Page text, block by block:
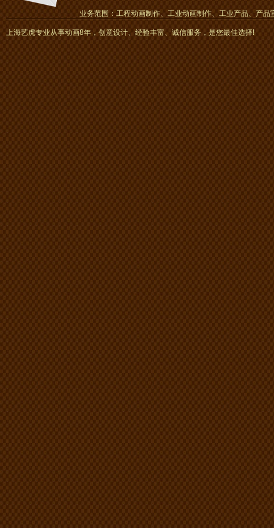
业务范围：工程动画制作、工业动画制作、工业产品、产
画、mg动画
上海艺虎专业从事动画8年，创意设计、经验丰富、诚信服务，是您最佳选择!